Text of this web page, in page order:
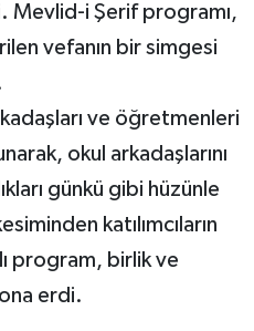
Mevlid-i Şerif programı,
vefanın bir simgesi
ve öğretmenleri
okul arkadaşlarını
günkü gibi hüzünle
katılımcıların
program, birlik ve
erdi.